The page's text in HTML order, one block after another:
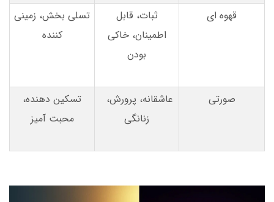
قهوه ای
ثبات، قابل
اطمینان، خاکی
بودن
تسلی بخش، زمینی
کننده
صورتی
عاشقانه، پرورش،
زنانگی
تسکین دهنده،
محبت آمیز